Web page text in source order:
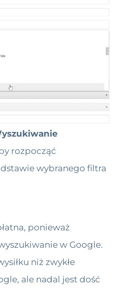
rozpocząć
wybranego filtra
ponieważ
w Google.
niż zwykłe
ale nadal jest dość